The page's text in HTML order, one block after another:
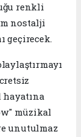
renkli
nostalji
geçirecek.
müzikal
unutulmaz